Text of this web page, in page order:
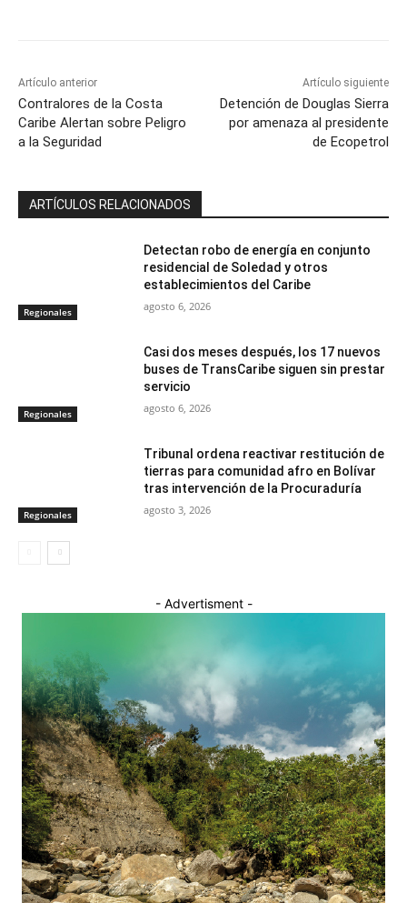
Artículo anterior
Contralores de la Costa
Caribe Alertan sobre Peligro
a la Seguridad
Artículo siguiente
Detención de Douglas Sierra
por amenaza al presidente
de Ecopetrol
ARTÍCULOS RELACIONADOS
Regionales
Detectan robo de energía en conjunto
residencial de Soledad y otros
establecimientos del Caribe
agosto 6, 2026
Regionales
Casi dos meses después, los 17 nuevos
buses de TransCaribe siguen sin prestar
servicio
agosto 6, 2026
Regionales
Tribunal ordena reactivar restitución de
tierras para comunidad afro en Bolívar
tras intervención de la Procuraduría
agosto 3, 2026
- Advertisment -